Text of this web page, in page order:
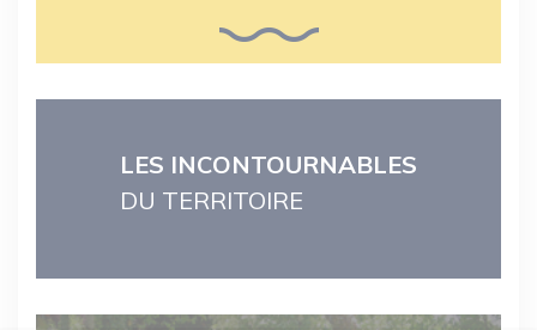
LES INCONTOURNABLES
DU TERRITOIRE